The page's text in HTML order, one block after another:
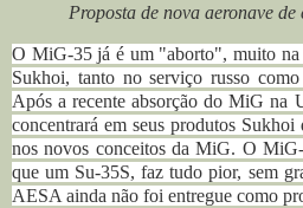
Proposta de nova aeronave
O MiG-35 já é um "aborto", muito na
Sukhoi, tanto no serviço russo
Após a recente absorção do MiG na
concentrará em seus produtos
nos novos conceitos da MiG. O
que um Su-35S, faz tudo pior, sem
AESA ainda não foi entregue como